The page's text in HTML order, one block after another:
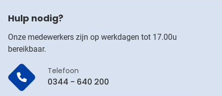
Hulp nodig?
Onze medewerkers zijn op werkdagen tot 17.00u
bereikbaar.
Telefoon
0344 - 640 200